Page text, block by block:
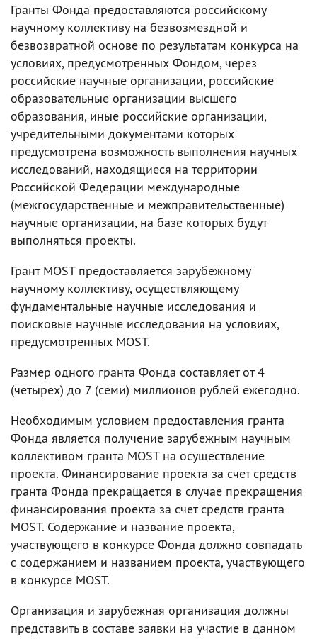
Гранты Фонда предоставляются российскому
научному коллективу на безвозмездной и
безвозвратной основе по результатам конкурса на
условиях, предусмотренных Фондом, через
российские научные организации, российские
образовательные организации высшего
образования, иные российские организации,
учредительными документами которых
предусмотрена возможность выполнения научных
исследований, находящиеся на территории
Российской Федерации международные
(межгосударственные и межправительственные)
научные организации, на базе которых будут
выполняться проекты.
Грант MOST предоставляется зарубежному
научному коллективу, осуществляющему
фундаментальные научные исследования и
поисковые научные исследования на условиях,
предусмотренных MOST.
Размер одного гранта Фонда составляет от 4
(четырех) до 7 (семи) миллионов рублей ежегодно.
Необходимым условием предоставления гранта
Фонда является получение зарубежным научным
коллективом гранта MOST на осуществление
проекта. Финансирование проекта за счет средств
гранта Фонда прекращается в случае прекращения
финансирования проекта за счет средств гранта
MOST. Содержание и название проекта,
участвующего в конкурсе Фонда должно совпадать
с содержанием и названием проекта, участвующего
в конкурсе MOST.
Организация и зарубежная организация должны
представить в составе заявки на участие в данном